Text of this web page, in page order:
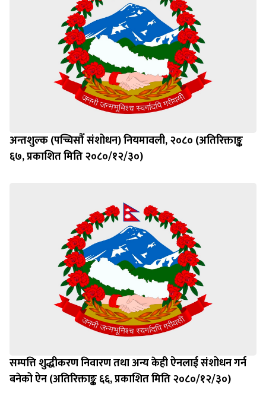
अन्तशुल्क (पच्चिसौँ संशोधन) नियमावली, २०८० (अतिरिक्ताङ्क
६७, प्रकाशित मिति २०८०/१२/३०)
सम्पत्ति शुद्धीकरण निवारण तथा अन्य केही ऐनलाई संशोधन गर्न
बनेको ऐन (अतिरिक्ताङ्क ६६, प्रकाशित मिति २०८०/१२/३०)